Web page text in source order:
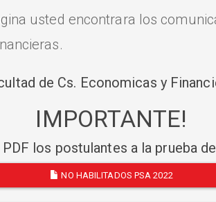
usted encontrara los
de Cs. Economicas y
IMPORTANTE!
los postulantes a la prueba
NO HABILITADOS PSA 2022